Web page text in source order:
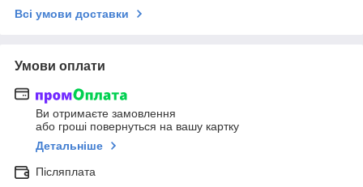
Всі умови доставки
Умови оплати
Ви отримаєте замовлення
або гроші повернуться на вашу картку
Детальніше
Післяплата